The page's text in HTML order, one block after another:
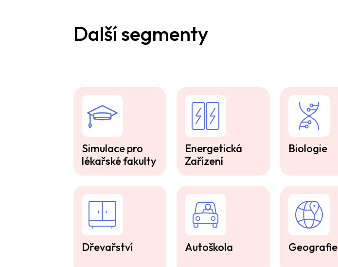
Další segmenty
Simulace pro
lékařské fakulty
Energetická
Zařízení
Biologie
Dřevařství Autoškola Geografie